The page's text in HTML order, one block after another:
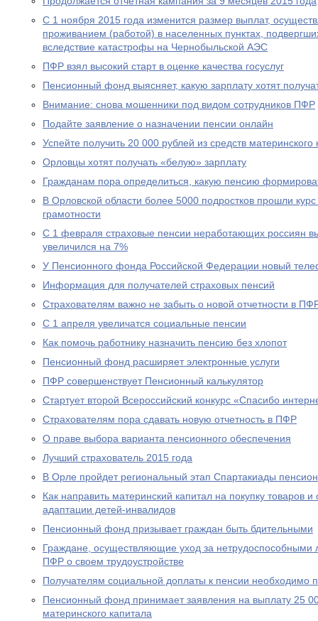
С 1 ноября 2015 года изменится размер выплат,
проживанием (работой) в населенных пунктах,
вследствие катастрофы на Чернобыльской АЭС
ПФР взял высокий старт в оценке качества госуслуг
Пенсионный фонд выясняет, какую зарплату хотят
Внимание: снова мошенники под видом сотрудников ПФР
Подайте заявление о назначении пенсии онлайн
Успейте получить 20 000 рублей из средств материнского
Орловцы хотят получать «белую» зарплату
Гражданам пора определиться, какую пенсию
В Орловской области более 5000 подростков прошли
грамотности
С 1 февраля страховые пенсии неработающих россиян
увеличился на 7%
У Пенсионного фонда Российской Федерации новый
Информация для получателей страховых пенсий
Страхователям важно не забыть о новой отчетности в
С 1 апреля увеличатся социальные пенсии
Как помочь работнику назначить пенсию без хлопот
Пенсионный фонд расширяет электронные услуги
ПФР совершенствует Пенсионный калькулятор
Стартует второй Всероссийский конкурс «Спасибо
Страхователям пора сдавать новую отчетность в ПФР
О праве выбора варианта пенсионного обеспечения
Лучший страхователь 2015 года
В Орле пройдет региональный этап Спартакиады
Как направить материнский капитал на покупку товаров
адаптации детей-инвалидов
Пенсионный фонд призывает граждан быть бдительными
Граждане, осуществляющие уход за
ПФР о своем трудоустройстве
Получателям социальной доплаты к пенсии необходимо
Пенсионный фонд принимает заявления на выплату 25
материнского капитала